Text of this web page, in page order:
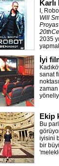
Karlı
I,
Will
2035
İyi
sanat
zaman
Ekip
Bu
iyisini
bir